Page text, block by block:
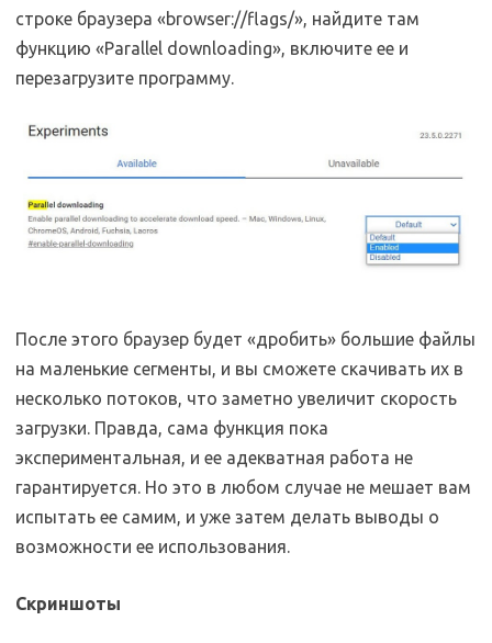
строке браузера «browser://flags/», найдите там
функцию «Parallel downloading», включите ее и
перезагрузите программу.
После этого браузер будет «дробить» большие файлы
на маленькие сегменты, и вы сможете скачивать их в
несколько потоков, что заметно увеличит скорость
загрузки. Правда, сама функция пока
экспериментальная, и ее адекватная работа не
гарантируется. Но это в любом случае не мешает вам
испытать ее самим, и уже затем делать выводы о
возможности ее использования.
Скриншоты